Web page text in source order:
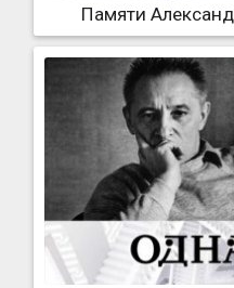
Памяти